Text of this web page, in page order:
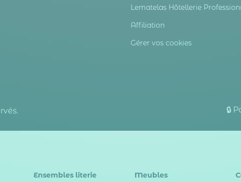
Lematelas Hôtellerie
Affiliation
Gérer vos cookies
🔒
Ensembles literie Meubles